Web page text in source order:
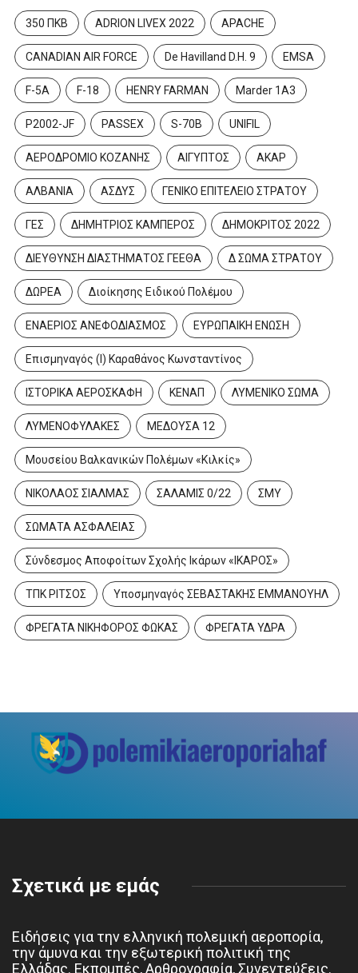
350 ΠΚΒ ADRION LIVEX 2022 APACHE
CANADIAN AIR FORCE De Havilland D.H. 9 EMSA
F-5A F-18 HENRY FARMAN Marder 1A3
P2002-JF PASSEX S-70B UNIFIL
ΑΕΡΟΔΡΟΜΙΟ ΚΟΖΑΝΗΣ ΑΙΓΥΠΤΟΣ ΑΚΑΡ
ΑΛΒΑΝΙΑ ΑΣΔΥΣ ΓΕΝΙΚΟ ΕΠΙΤΕΛΕΙΟ ΣΤΡΑΤΟΥ
ΓΕΣ ΔΗΜΗΤΡΙΟΣ ΚΑΜΠΕΡΟΣ ΔΗΜΟΚΡΙΤΟΣ 2022
ΔΙΕΥΘΥΝΣΗ ΔΙΑΣΤΗΜΑΤΟΣ ΓΕΕΘΑ Δ ΣΩΜΑ ΣΤΡΑΤΟΥ
ΔΩΡΕΑ Διοίκησης Ειδικού Πολέμου
ΕΝΑΕΡΙΟΣ ΑΝΕΦΟΔΙΑΣΜΟΣ ΕΥΡΩΠΑΙΚΗ ΕΝΩΣΗ
Επισμηναγός (Ι) Καραθάνος Κωνσταντίνος
ΙΣΤΟΡΙΚΑ ΑΕΡΟΣΚΑΦΗ ΚΕΝΑΠ ΛΥΜΕΝΙΚΟ ΣΩΜΑ
ΛΥΜΕΝΟΦΥΛΑΚΕΣ ΜΕΔΟΥΣΑ 12
Μουσείου Βαλκανικών Πολέμων «Κιλκίς»
ΝΙΚΟΛΑΟΣ ΣΙΑΛΜΑΣ ΣΑΛΑΜΙΣ 0/22 ΣΜΥ
ΣΩΜΑΤΑ ΑΣΦΑΛΕΙΑΣ
Σύνδεσμος Αποφοίτων Σχολής Ικάρων «ΙΚΑΡΟΣ»
ΤΠΚ ΡΙΤΣΟΣ Υποσμηναγός ΣΕΒΑΣΤΑΚΗΣ ΕΜΜΑΝΟΥΗΛ
ΦΡΕΓΑΤΑ ΝΙΚΗΦΟΡΟΣ ΦΩΚΑΣ ΦΡΕΓΑΤΑ ΥΔΡΑ
Σχετικά με εμάς
Ειδήσεις για την ελληνική πολεμική αεροπορία,
την άμυνα και την εξωτερική πολιτική της
Ελλάδας. Εκπομπές, Αρθρογραφία, Συνεντεύξεις.